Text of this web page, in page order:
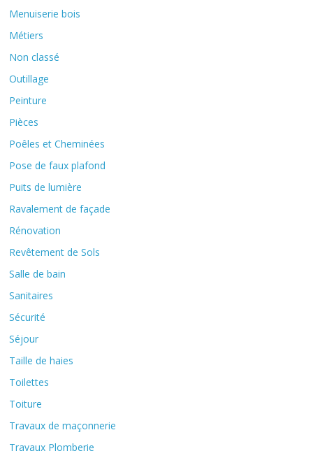
Menuiserie bois
Métiers
Non classé
Outillage
Peinture
Pièces
Poêles et Cheminées
Pose de faux plafond
Puits de lumière
Ravalement de façade
Rénovation
Revêtement de Sols
Salle de bain
Sanitaires
Sécurité
Séjour
Taille de haies
Toilettes
Toiture
Travaux de maçonnerie
Travaux Plomberie